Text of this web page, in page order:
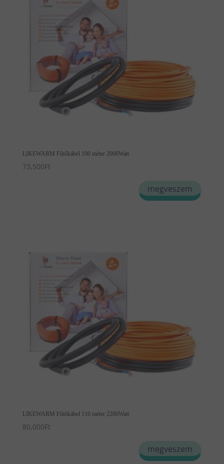
LIKEWARM Fűtőkábel 100 méter 2000Watt
73,500Ft
megveszem
LIKEWARM Fűtőkábel 110 méter 2200Watt
80,000Ft
megveszem